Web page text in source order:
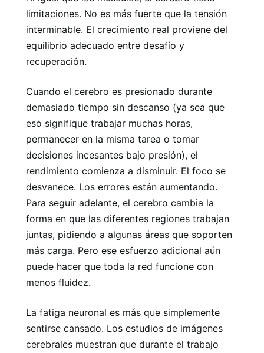
limitaciones. No es más fuerte que la tensión
interminable. El crecimiento real proviene del
equilibrio adecuado entre desafío y
recuperación.
Cuando el cerebro es presionado durante
demasiado tiempo sin descanso (ya sea que
eso signifique trabajar muchas horas,
permanecer en la misma tarea o tomar
decisiones incesantes bajo presión), el
rendimiento comienza a disminuir. El foco se
desvanece. Los errores están aumentando.
Para seguir adelante, el cerebro cambia la
forma en que las diferentes regiones trabajan
juntas, pidiendo a algunas áreas que soporten
más carga. Pero ese esfuerzo adicional aún
puede hacer que toda la red funcione con
menos fluidez.
La fatiga neuronal es más que simplemente
sentirse cansado. Los estudios de imágenes
cerebrales muestran que durante el trabajo